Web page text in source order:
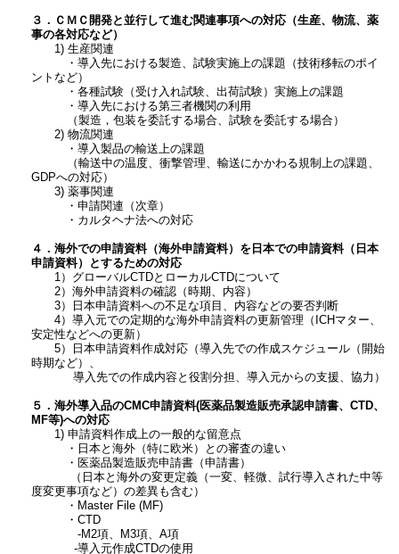
３．ＣＭＣ開発と並行して進む関連事項への対応（生産、物流、薬
事の各対応など）
1) 生産関連
・導入先における製造、試験実施上の課題（技術移転のポイ
ントなど）
・各種試験（受け入れ試験、出荷試験）実施上の課題
・導入先における第三者機関の利用
（製造，包装を委託する場合、試験を委託する場合）
2) 物流関連
・導入製品の輸送上の課題
（輸送中の温度、衝撃管理、輸送にかかわる規制上の課題、
GDPへの対応）
3) 薬事関連
・申請関連（次章）
・カルタヘナ法への対応
４．海外での申請資料（海外申請資料）を日本での申請資料（日本
申請資料）とするための対応
1）グローバルCTDとローカルCTDについて
2）海外申請資料の確認（時期、内容）
3）日本申請資料への不足な項目、内容などの要否判断
4）導入元での定期的な海外申請資料の更新管理（ICHマター、
安定性などへの更新）
5）日本申請資料作成対応（導入先での作成スケジュール（開始
時期など）、
導入先での作成内容と役割分担、導入元からの支援、協力）
５．海外導入品のCMC申請資料(医薬品製造販売承認申請書、CTD、
MF等)への対応
1) 申請資料作成上の一般的な留意点
・日本と海外（特に欧米）との審査の違い
・医薬品製造販売申請書（申請書）
（日本と海外の変更定義（一変、軽微、試行導入された中等
度変更事項など）の差異も含む）
・Master File (MF)
・CTD
-M2項、M3項、A項
-導入元作成CTDの使用